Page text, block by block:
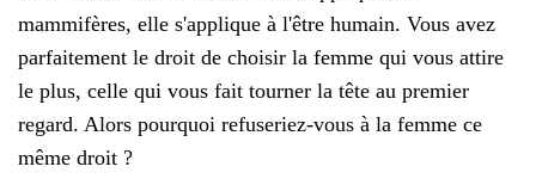
mammifères, elle s'applique à l'être humain. Vous avez
parfaitement le droit de choisir la femme qui vous attire
le plus, celle qui vous fait tourner la tête au premier
regard. Alors pourquoi refuseriez-vous à la femme ce
même droit ?